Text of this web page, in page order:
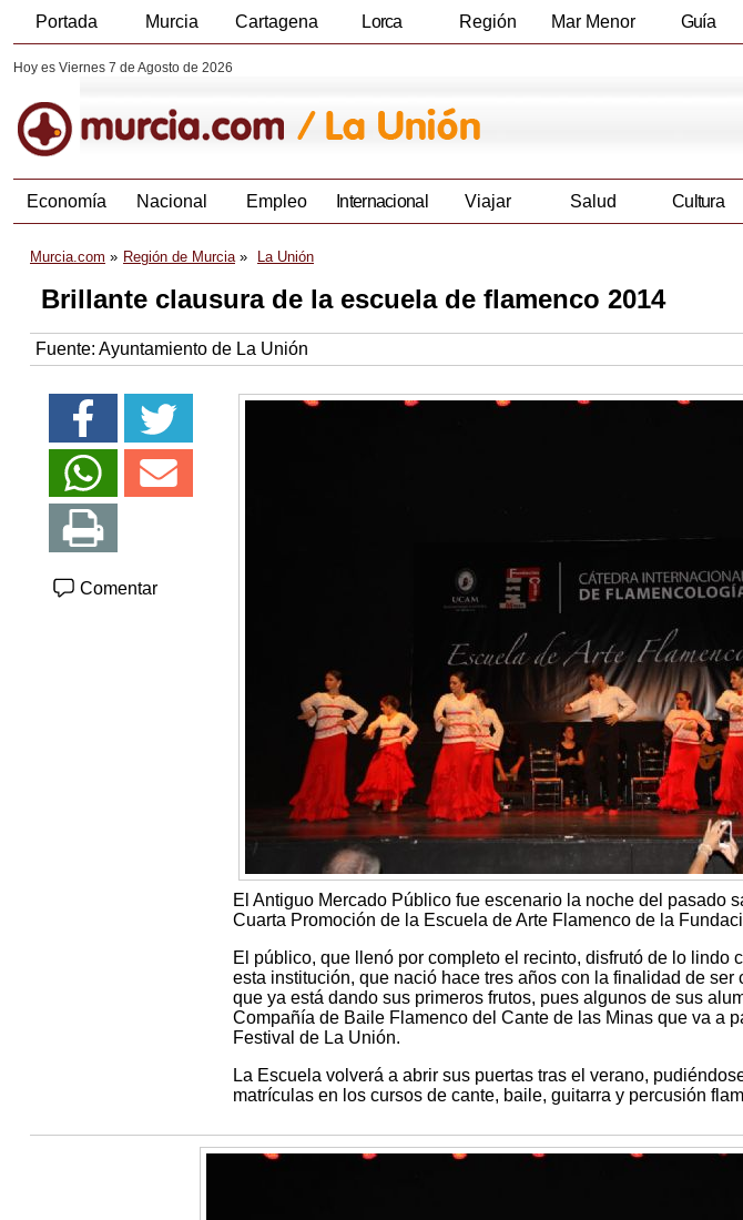
Portada Murcia Cartagena Lorca Región Mar Menor Guía
Hoy es Viernes 7 de Agosto de 2026
Economía Nacional Empleo Internacional Viajar Salud Cultura
Murcia.com Región de Murcia La Unión
Brillante clausura de la escuela de flamenco 2014
Fuente: Ayuntamiento de La Unión
Comentar
El Antiguo Mercado Público fue escenario la noche del pasado
Cuarta Promoción de la Escuela de Arte Flamenco de la
El público, que llenó por completo el recinto, disfrutó de lo lindo
esta institución, que nació hace tres años con la finalidad de
que ya está dando sus primeros frutos, pues algunos de sus
Compañía de Baile Flamenco del Cante de las Minas que va a
Festival de La Unión.
La Escuela volverá a abrir sus puertas tras el verano,
matrículas en los cursos de cante, baile, guitarra y percusión